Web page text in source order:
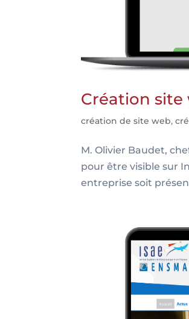
Création
création de site web,
M. Olivier Baudet,
pour être visible sur
entreprise soit